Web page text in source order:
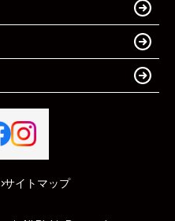
サイトマップ